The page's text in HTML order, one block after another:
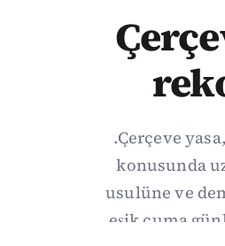
.Çerçeve
konusunda
usulüne ve
eşik cuma